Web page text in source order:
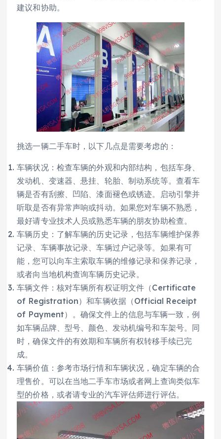
建议和协助。
挑选一辆二手车时，以下几点是需要考虑的：
车辆状况：检查车辆的外观和内部结构，包括车身、
发动机、变速器、悬挂、轮胎、制动系统等。查看车
辆是否有刮擦、凹陷、漆面褪色或锈迹。启动引擎并
听取是否有异常声响或抖动。如果您对车辆不熟悉，
最好请专业技术人员或熟悉车辆的朋友协助检查。
车辆历史：了解车辆的历史记录，包括车辆维护保养
记录、车辆事故记录、车辆过户记录等。如果有可
能，您可以向车主索取车辆的维修记录和保养记录，
或者向当地机构查询车辆历史记录。
车辆文件：核对车辆所有权证明文件（Certificate
of Registration）和车辆收据（Official Receipt
of Payment）。确保文件上的信息与车辆一致，例
如车辆品牌、型号、颜色、发动机编号和车架号。同
时，确保文件的有效期和车辆所有权转移手续已完
成。
车辆价值：参考市场行情和车辆状况，确定车辆的合
理售价。可以在当地二手车市场或者网上查询类似车
型的价格，或者请专业的汽车评估师进行评估。